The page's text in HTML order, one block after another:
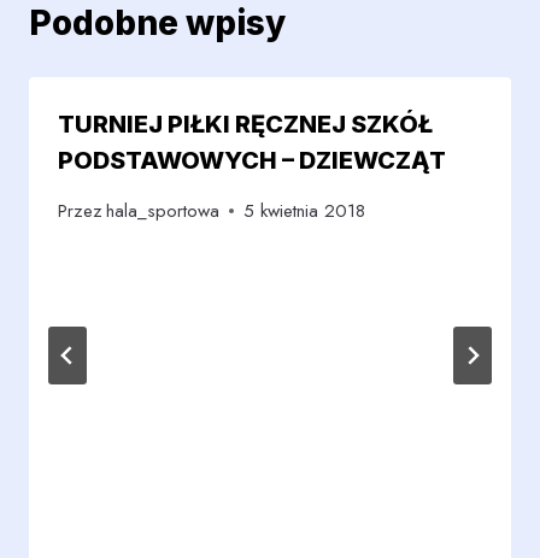
Podobne wpisy
TURNIEJ PIŁKI RĘCZNEJ SZKÓŁ
PODSTAWOWYCH – DZIEWCZĄT
Przezhala_sportowa 5 kwietnia 2018